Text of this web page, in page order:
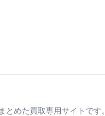
めた買取専用サイトです。